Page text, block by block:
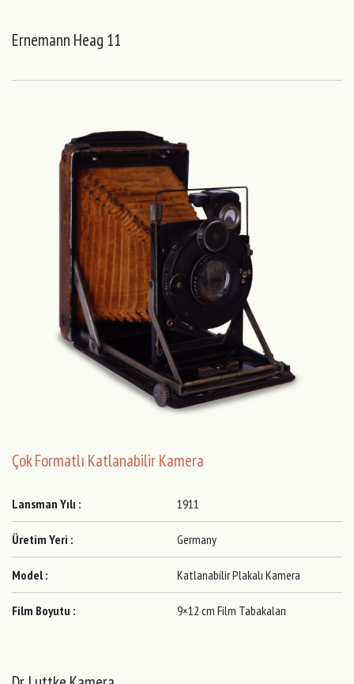
Ernemann Heag 11
Çok Formatlı Katlanabilir Kamera
Lansman Yılı : 1911
Üretim Yeri : Germany
Model : Katlanabilir Plakalı Kamera
Film Boyutu : 9×12 cm Film Tabakaları